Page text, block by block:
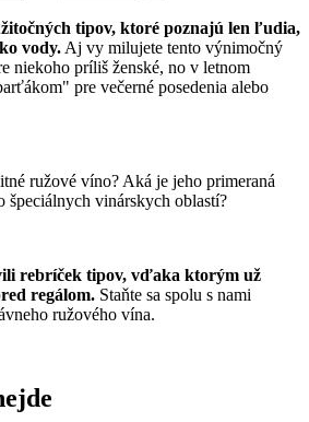
tipov, ktoré poznajú len ľudia,
vody.Aj vy milujete tento výnimočný
niekoho príliš ženské, no v letnom
pre večerné posedenia alebo
ružové víno? Aká je jeho primeraná
špeciálnych vinárskych oblastí?
rebríček tipov, vďaka ktorým už
regálom. Staňte sa spolu s nami
ružového vína.